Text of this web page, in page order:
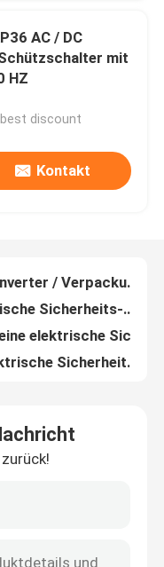
AC / DC
mit
HZ
discount
Kontakt
SITOR 3NE Ersatz-Elektrosicherungen / 3NE1435-0 AC-Patronentyp-Sicherung